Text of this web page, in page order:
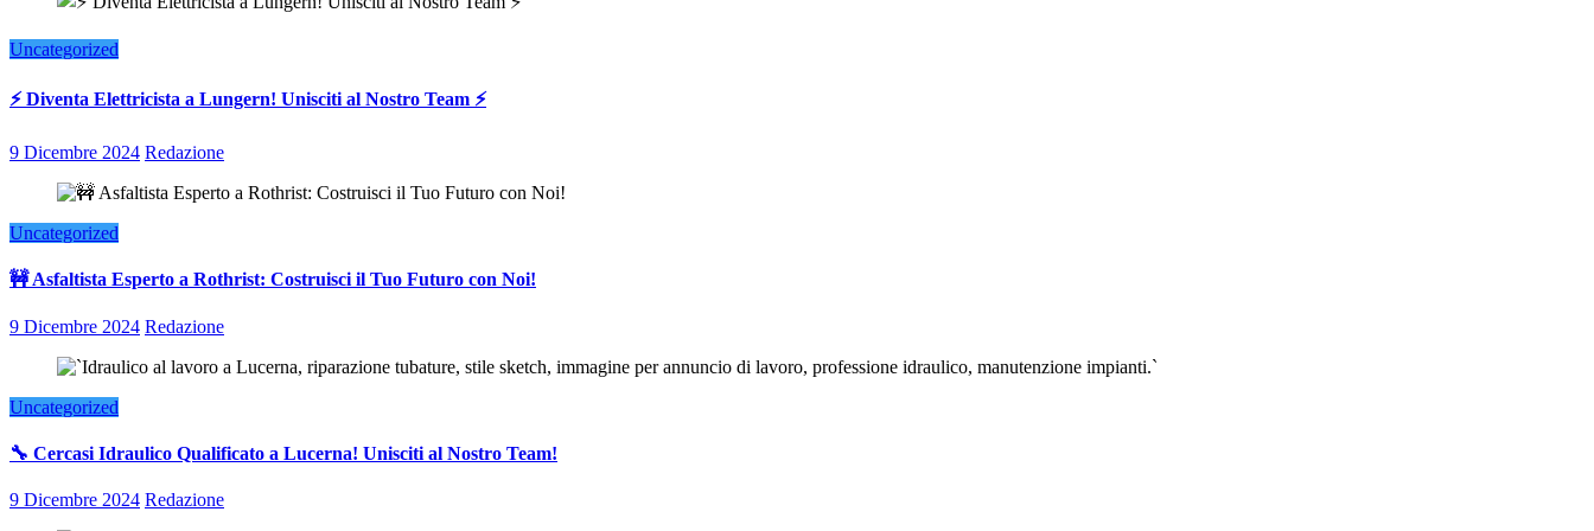
Uncategorized
⚡ Diventa Elettricista a Lungern! Unisciti al Nostro Team ⚡
9 Dicembre 2024 Redazione
Uncategorized
🚧 Asfaltista Esperto a Rothrist: Costruisci il Tuo Futuro con Noi!
9 Dicembre 2024 Redazione
Uncategorized
🔧 Cercasi Idraulico Qualificato a Lucerna! Unisciti al Nostro Team!
9 Dicembre 2024 Redazione